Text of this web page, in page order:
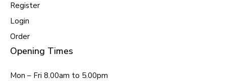
Register
Login
Order
Opening Times
Mon – Fri 8.00am to 5.00pm